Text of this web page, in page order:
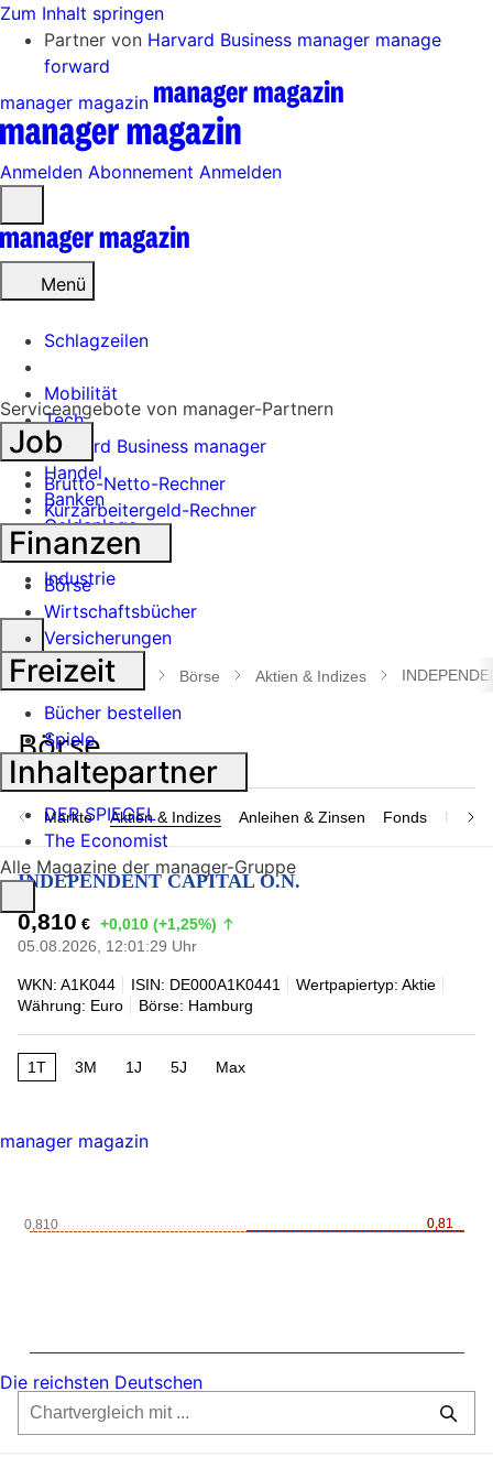
Zum Inhalt springen
Partner von Harvard Business manager manage
forward
manager magazin
Anmelden Abonnement Anmelden
öffnen
Menü
Schlagzeilen
Mobilität
Tech
Harvard Business manager
Handel
Banken
Geldanlage
Börse
Industrie
Suche
öffnen
manager magazin Börse Aktien & Indizes
Märkte Aktien & Indizes Anleihen & Zinsen Fonds
INDEPENDENT CAPITAL O.N.
0,810 € +0,010 (+1,25%)
05.08.2026, 12:01:29 Uhr
WKN: A1K044 ISIN: DE000A1K0441
Wertpapiertyp: Aktie
Währung: Euro
Börse: Hamburg
1T 3M 1J 5J Max
0,81
0,81
0,810
Serviceangebote von manager-Partnern
Job
Brutto-Netto-Rechner
Kurzarbeitergeld-Rechner
Finanzen
Börse
Wirtschaftsbücher
Versicherungen
Freizeit
Bücher bestellen
Spiele
Inhaltepartner
DER SPIEGEL
The Economist
Alle Magazine der manager-Gruppe
manager magazin
Die reichsten Deutschen